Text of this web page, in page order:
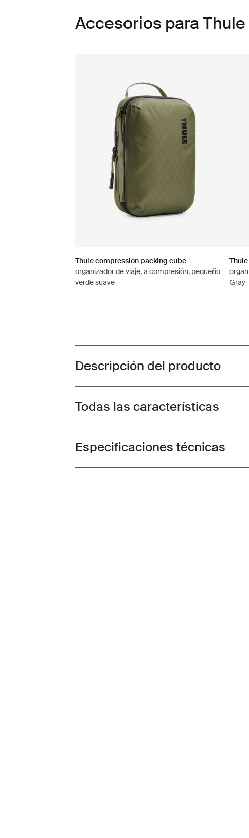
Accesorios para Thule
Thule compression packing cube
organizador de viaje, a compresión, pequeño
verde suave
Gray
Toggle overview
Descripción del producto
Toggle features
Todas las características
Toggle techspec
Especificaciones técnicas